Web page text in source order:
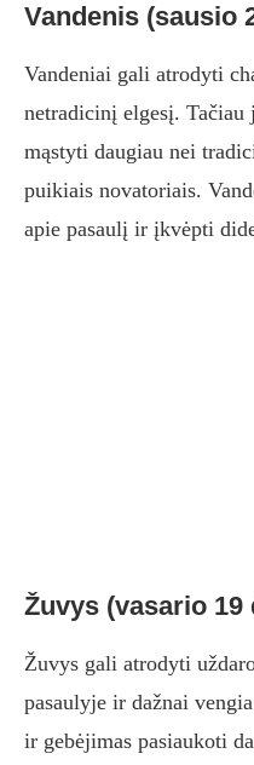
Vandenis (sausio
Vandeniai gali atrodyti
netradicinį elgesį. Tačiau
mąstyti daugiau nei
puikiais novatoriais.
apie pasaulį ir įkvėpti
Žuvys (vasario 19
Žuvys gali atrodyti
pasaulyje ir dažnai
ir gebėjimas pasiaukoti